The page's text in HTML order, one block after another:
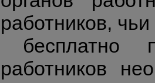
работников,
бесплатно
работников